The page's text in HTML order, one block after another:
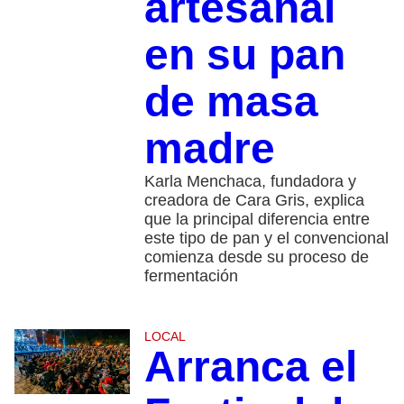
en su pan
de masa
madre
Karla Menchaca, fundadora y
creadora de Cara Gris, explica
que la principal diferencia entre
este tipo de pan y el convencional
comienza desde su proceso de
fermentación
LOCAL
Arranca el